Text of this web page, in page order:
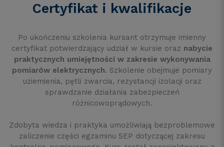
Certyfikat i kwalifikacje
Po ukończeniu szkolenia kursant otrzymuje imienny
certyfikat potwierdzający udział w kursie oraz nabycie
praktycznych umiejętności w zakresie wykonywania
pomiarów elektrycznych. Szkolenie obejmuje pomiary
uziemienia, pętli zwarcia, rezystancji izolacji oraz
sprawdzanie działania zabezpieczeń
różnicowoprądowych.
Zdobyta wiedza i praktyka umożliwiają bezproblemowe
zaliczenie części egzaminu SEP dotyczącej zakresu